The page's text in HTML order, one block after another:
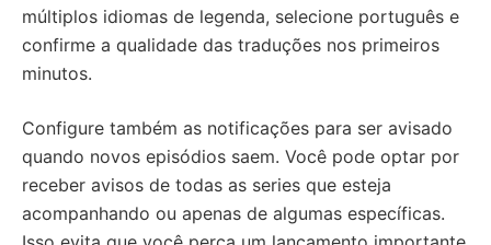
múltiplos idiomas de legenda, selecione português e
confirme a qualidade das traduções nos primeiros
minutos.
Configure também as notificações para ser avisado
quando novos episódios saem. Você pode optar por
receber avisos de todas as series que esteja
acompanhando ou apenas de algumas específicas.